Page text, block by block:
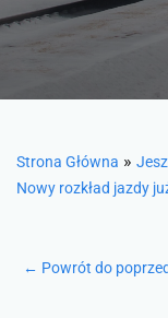
Strona Główna »
Nowy rozkład jazdy
← Powrót do